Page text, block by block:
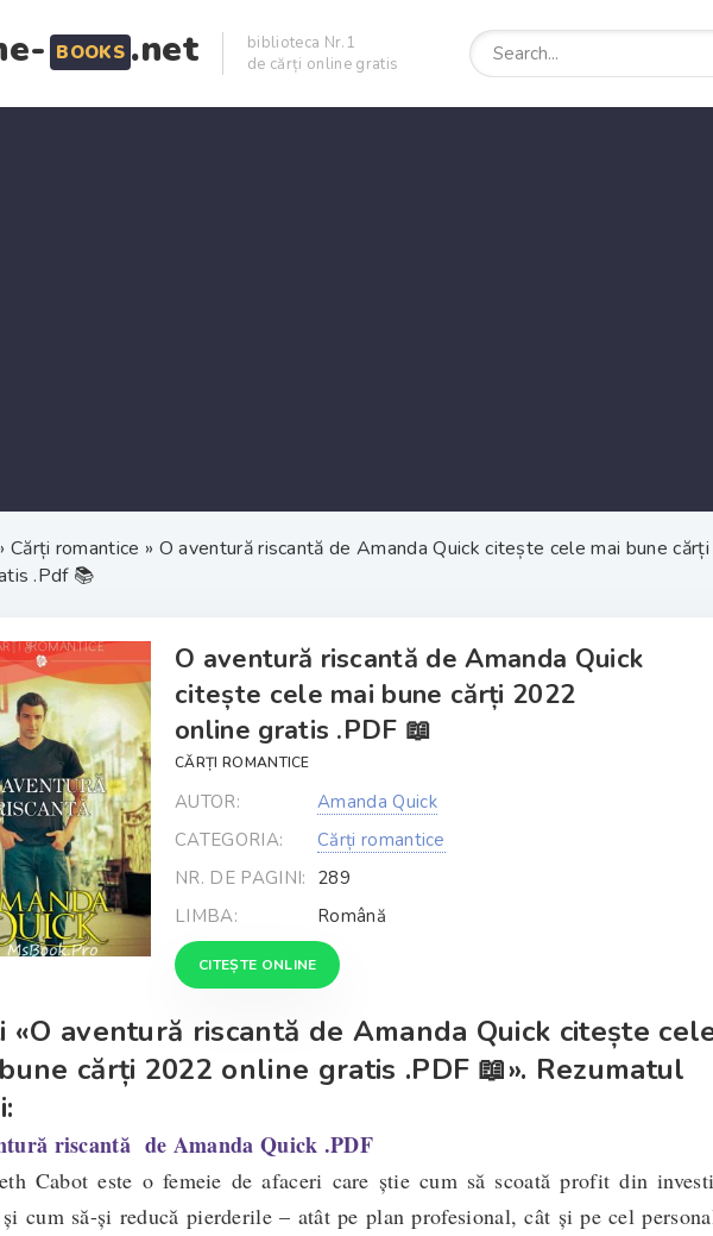
BOOKS .net
biblioteca Nr.1
de cărți online gratis
Cărți romantice » O aventură riscantă de Amanda Quick citește cele mai bune
.Pdf 📚
O aventură riscantă de Amanda Quick
citește cele mai bune cărți 2022
online gratis .PDF 📖
CĂRȚI ROMANTICE
AUTOR:
Amanda Quick
CATEGORIA:
Cărți romantice
NR. DE PAGINI: 289
LIMBA:
Română
CITEȘTE ONLINE
«O aventură riscantă de Amanda Quick citește
cărți 2022 online gratis .PDF 📖». Rezumatul
riscantă de Amanda Quick .PDF
Cabot este o femeie de afaceri care știe cum să scoată profit din
cum să-și reducă pierderile – atât pe plan profesional, cât și pe cel